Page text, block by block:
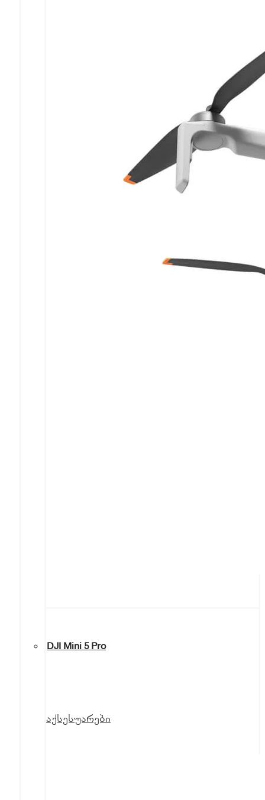
DJI Mini 5 Pro
აქსესუარები